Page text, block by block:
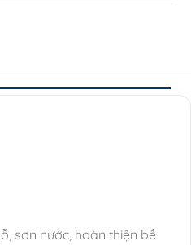
sơn nước, hoàn thiện bề